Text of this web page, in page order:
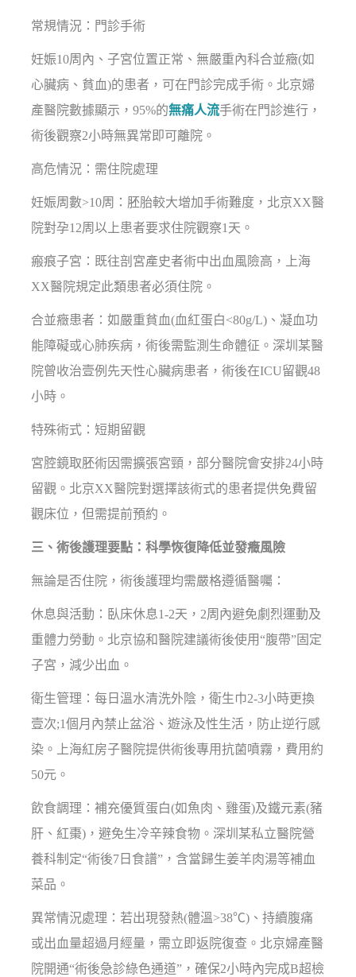
常規情況：門診手術
妊娠10周內、子宮位置正常、無嚴重內科合並癥(如
心臟病、貧血)的患者，可在門診完成手術。北京婦
產醫院數據顯示，95%的無痛人流手術在門診進行，
術後觀察2小時無異常即可離院。
高危情況：需住院處理
妊娠周數>10周：胚胎較大增加手術難度，北京XX醫
院對孕12周以上患者要求住院觀察1天。
瘢痕子宮：既往剖宮產史者術中出血風險高，上海
XX醫院規定此類患者必須住院。
合並癥患者：如嚴重貧血(血紅蛋白<80g/L)、凝血功
能障礙或心肺疾病，術後需監測生命體征。深圳某醫
院曾收治壹例先天性心臟病患者，術後在ICU留觀48
小時。
特殊術式：短期留觀
宮腔鏡取胚術因需擴張宮頸，部分醫院會安排24小時
留觀。北京XX醫院對選擇該術式的患者提供免費留
觀床位，但需提前預約。
三、術後護理要點：科學恢復降低並發癥風險
無論是否住院，術後護理均需嚴格遵循醫囑：
休息與活動：臥床休息1-2天，2周內避免劇烈運動及
重體力勞動。北京協和醫院建議術後使用“腹帶”固定
子宮，減少出血。
衛生管理：每日溫水清洗外陰，衛生巾2-3小時更換
壹次;1個月內禁止盆浴、遊泳及性生活，防止逆行感
染。上海紅房子醫院提供術後專用抗菌噴霧，費用約
50元。
飲食調理：補充優質蛋白(如魚肉、雞蛋)及鐵元素(豬
肝、紅棗)，避免生冷辛辣食物。深圳某私立醫院營
養科制定“術後7日食譜”，含當歸生姜羊肉湯等補血
菜品。
異常情況處理：若出現發熱(體溫>38℃)、持續腹痛
或出血量超過月經量，需立即返院復查。北京婦產醫
院開通“術後急診綠色通道”，確保2小時內完成B超檢